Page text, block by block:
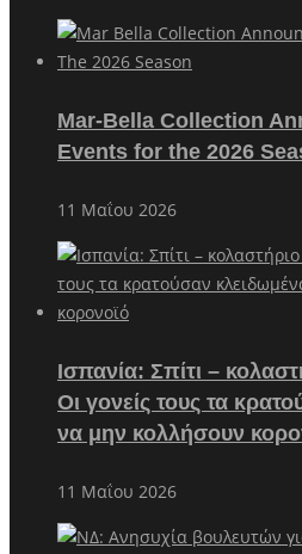
Mar-Bella Collection
Events for the 2026
11 Μαΐου 2026
Ισπανία: Σπίτι –
Οι γονείς τους τα
να μην κολλήσουν
11 Μαΐου 2026